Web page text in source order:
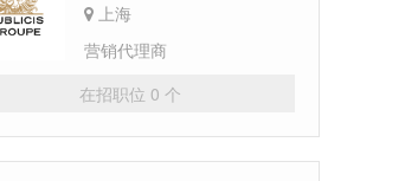
上海
营销代理商
在招职位 0 个